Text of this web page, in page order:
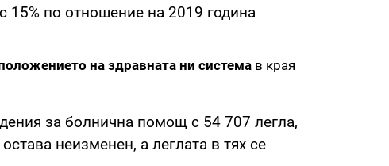
15% по отношение на 2019 година
на здравната ни система в края
за болнична помощ с 54 707 легла,
неизменен, а леглата в тях се